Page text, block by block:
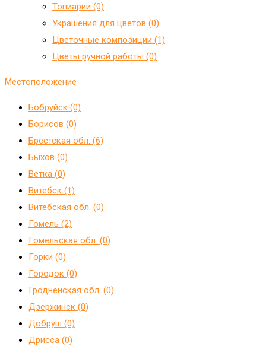
Топиарии (0)
Украшения для цветов (0)
Цветочные композиции (1)
Цветы ручной работы (0)
Местоположение
Бобруйск (0)
Борисов (0)
Брестская обл. (6)
Быхов (0)
Ветка (0)
Витебск (1)
Витебская обл. (0)
Гомель (2)
Гомельская обл. (0)
Горки (0)
Городок (0)
Гродненская обл. (0)
Дзержинск (0)
Добруш (0)
Дрисса (0)